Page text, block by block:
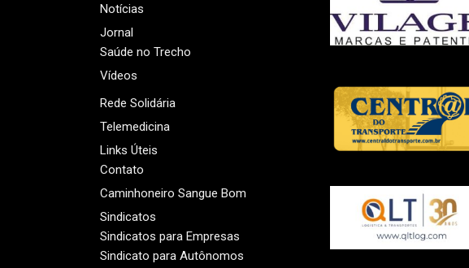
Notícias
Jornal
Saúde no Trecho
Vídeos
Rede Solidária
Telemedicina
Links Úteis
Contato
Caminhoneiro Sangue Bom
Sindicatos
Sindicatos para Empresas
Sindicato para Autônomos